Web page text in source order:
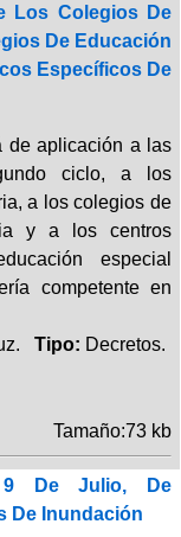
Los Colegios De
De Educación
Específicos De
de aplicación a las
ciclo, a los
a los colegios de
y a los centros
especial
competente en
Tipo: Decretos.
Tamaño:73 kb
9 De Julio, De
De Inundación